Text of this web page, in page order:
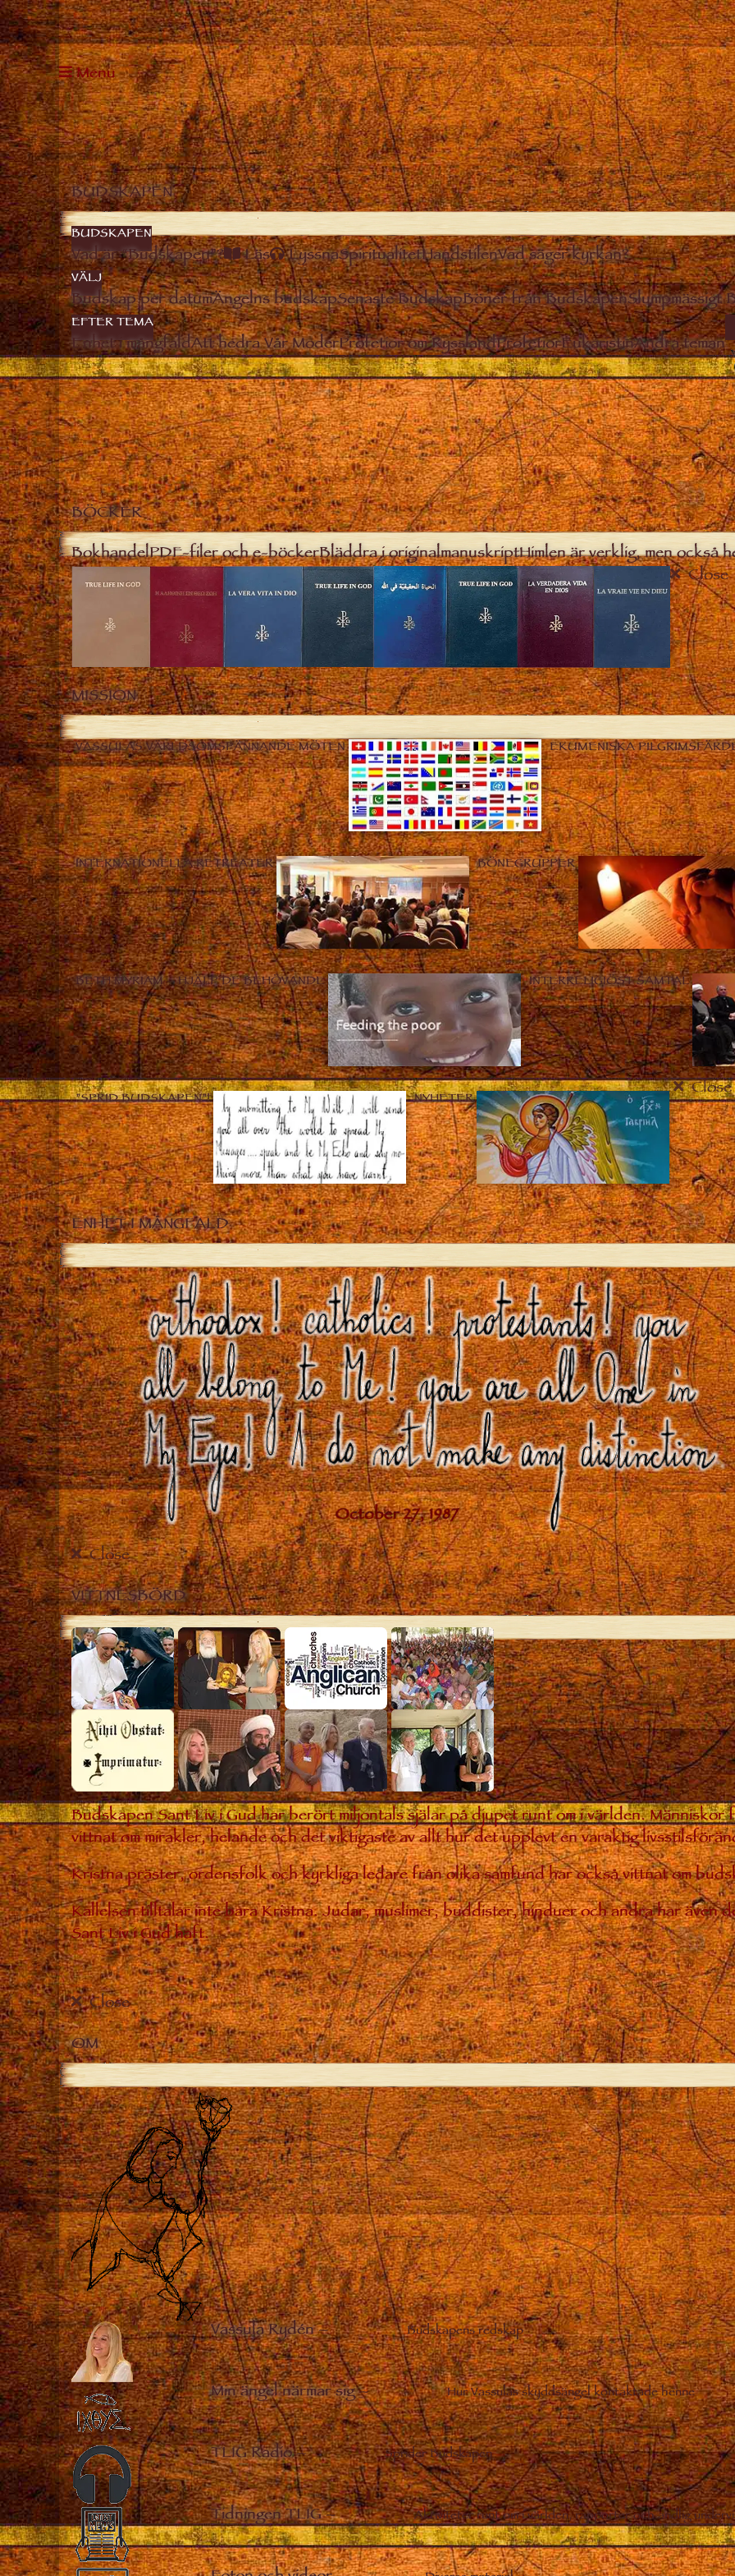
Menu
BUDSKAPEN
BUDSKAPEN
Vad är “Budskapen”? Läs LyssnaSpiritualitetHandstilenVad säger kyrkan?
VÄLJ
Budskap per datumÄngelns budskapSenaste BudskapBöner från BudskapenSlumpmässigt
EFTER TEMA
Enhet i mångfaldAtt hedra Vår ModerProfetior om RysslandProfetiorEukaristinAndra teman
BÖCKER
BokhandelPDF-filer och e-böckerBläddra i originalmanuskriptHimlen är verklig, men också
Close
MISSION
VASSULAS VÄRLDSOMSPÄNNANDE MÖTEN EKUMENISKA
INTERNATIONELLA RETREATER BÖNEGRUPPER
BETH MYRIAM – HJÄLP DE BEHÖVANDE INTERRELIGIÖST SAMTAL
”SPRID BUDSKAPEN”! NYHETER Close
ENHET I MÅNGFALD
Close
VITTNESBÖRD
Budskapen Sant Liv i Gud har berört miljontals själar på djupet runt om i världen.
vittnat om mirakler, helande och det viktigaste av allt hur det upplevt en varaktig
Kristna präster, ordensfolk och kyrkliga ledare från olika samfund har också vittnat om
Kallelsen tilltalar inte bara Kristna. Judar, muslimer, buddister, hinduer och andra har även
Sant Liv i Gud haft.
Close
OM
Vassula Rydén– Budskapens redskap
Min ängel närmar sig– Hur Vassulas skyddsängel kontaktade henne
TLIG Radio– Sprider Budskapen
Tidningen TLIG– Aktiviteter runt om i världen, rapporter och andlig